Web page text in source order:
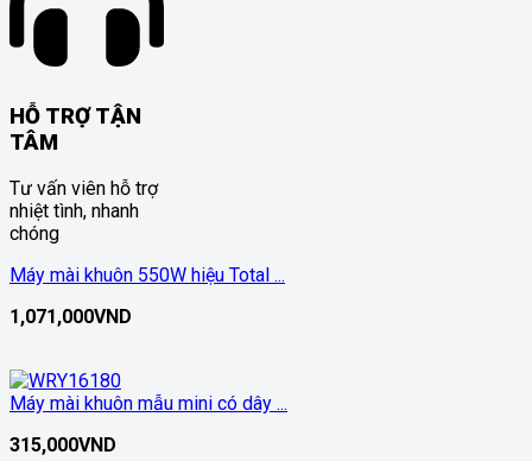
HỖ TRỢ TẬN
TÂM
Tư vấn viên hỗ trợ
nhiệt tình, nhanh
chóng
Máy mài khuôn 550W hiệu Total ...
1,071,000VND
Máy mài khuôn mẫu mini có dây ...
315,000VND